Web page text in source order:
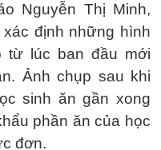
Nguyễn Thị Minh,
định những hình
từ lúc ban đầu mới
Ảnh chụp sau khi
sinh ăn gần xong
phần ăn của học
đơn.